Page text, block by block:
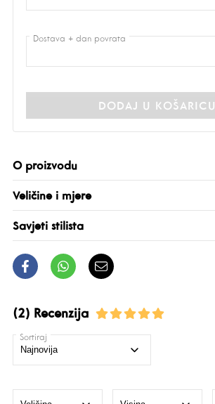
Dostava + dan povrata
DODAJ U KOŠARICU
O proizvodu
Veličine i mjere
Savjeti stilista
(2) Recenzija
Sortiraj